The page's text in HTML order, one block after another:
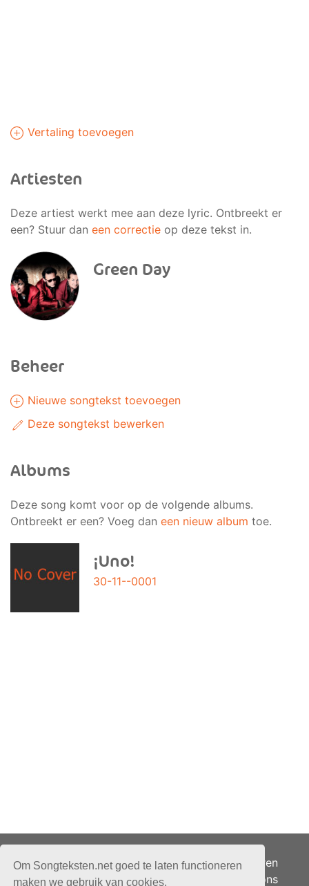
Om Songteksten.net goed te laten functioneren
maken we gebruik van cookies.
Vertaling toevoegen
Artiesten
Deze artiest werkt mee aan deze lyric. Ontbreekt er
een? Stuur dan een correctie op deze tekst in.
Green Day
Beheer
Nieuwe songtekst toevoegen
Deze songtekst bewerken
Albums
Deze song komt voor op de volgende albums.
Ontbreekt er een? Voeg dan een nieuw album toe.
¡Uno!
30-11--0001
Adverteren
Over ons